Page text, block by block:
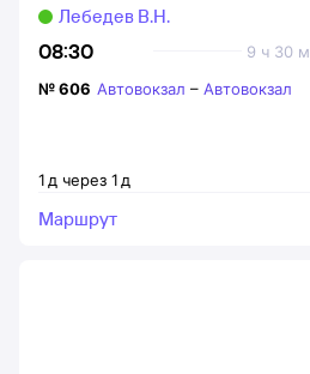
08:30 9 ч 30 м
Лебедев В.Н.
1 д через 1 д
№606 Автовокзал – Автовокзал
Маршрут